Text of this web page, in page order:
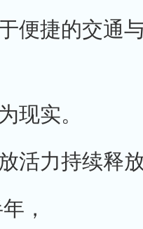
捷的交通与
实。
力持续释
，